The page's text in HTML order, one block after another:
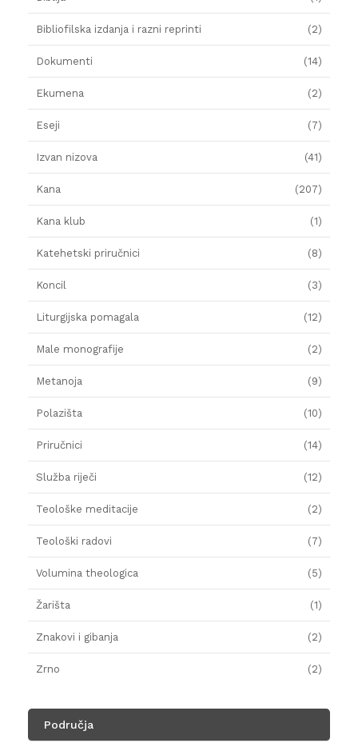
Bibliofilska izdanja i razni reprinti (2)
Dokumenti (14)
Ekumena (2)
Eseji (7)
Izvan nizova (41)
Kana (207)
Kana klub (1)
Katehetski priručnici (8)
Koncil (3)
Liturgijska pomagala (12)
Male monografije (2)
Metanoja (9)
Polazišta (10)
Priručnici (14)
Služba riječi (12)
Teološke meditacije (2)
Teološki radovi (7)
Volumina theologica (5)
Žarišta (1)
Znakovi i gibanja (2)
Zrno (2)
Područja